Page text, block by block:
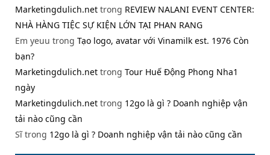
Marketingdulich.net trong REVIEW NALANI EVENT CENTER:
NHÀ HÀNG TIỆC SỰ KIỆN LỚN TẠI PHAN RANG
Em yeuu trong Tạo logo, avatar với Vinamilk est. 1976 Còn
bạn?
Marketingdulich.net trong Tour Huế Động Phong Nha1
ngày
Marketingdulich.net trong 12go là gì ? Doanh nghiệp vận
tải nào cũng cần
Sĩtrong 12go là gì ? Doanh nghiệp vận tải nào cũng cần